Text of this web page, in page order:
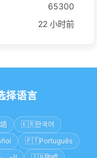
65300
22 小时前
择语言
🇰🇷한국어
🇵🇹Português